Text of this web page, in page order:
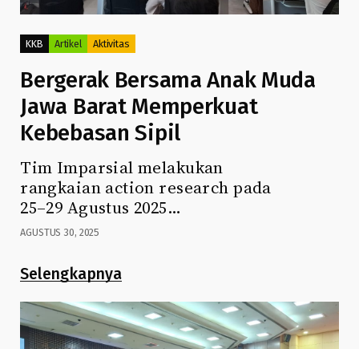
KKB Artikel Aktivitas
Bergerak Bersama Anak Muda
Jawa Barat Memperkuat
Kebebasan Sipil
Tim Imparsial melakukan
rangkaian action research pada
25–29 Agustus 2025…
AGUSTUS 30, 2025
Selengkapnya